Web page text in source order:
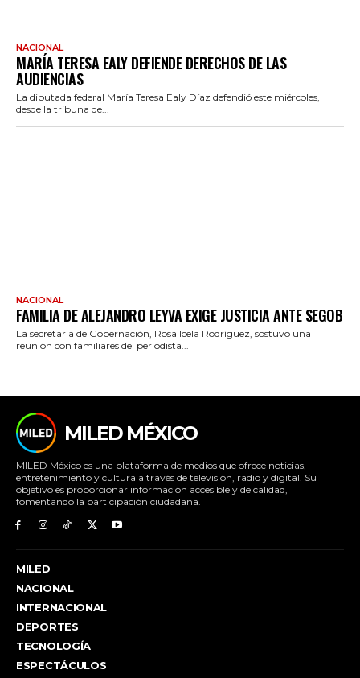
NACIONAL
MARÍA TERESA EALY DEFIENDE DERECHOS DE LAS
AUDIENCIAS
La diputada federal María Teresa Ealy Díaz defendió este miércoles,
desde la tribuna de...
NACIONAL
FAMILIA DE ALEJANDRO LEYVA EXIGE JUSTICIA ANTE SEGOB
La secretaria de Gobernación, Rosa Icela Rodríguez, sostuvo una
reunión con familiares del periodista...
MILED MÉXICO
MILED México es una plataforma de medios que ofrece noticias,
entretenimiento y cultura a través de televisión, radio y digital. Su
objetivo es proporcionar información accesible y de calidad,
fomentando la participación ciudadana.
MILED
NACIONAL
INTERNACIONAL
DEPORTES
TECNOLOGÍA
ESPECTÁCULOS